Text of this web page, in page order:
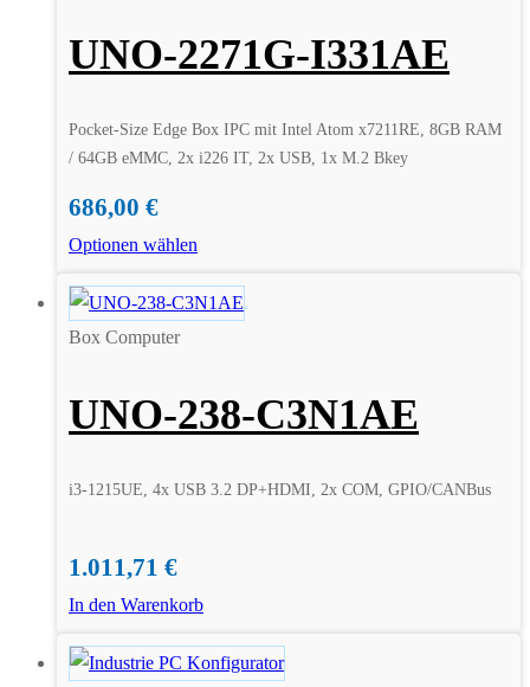
UNO-2271G-I331AE
Pocket-Size Edge Box IPC mit Intel Atom x7211RE, 8GB RAM
/ 64GB eMMC, 2x i226 IT, 2x USB, 1x M.2 Bkey
686,00 €
Optionen wählen
Box Computer
UNO-238-C3N1AE
i3-1215UE, 4x USB 3.2 DP+HDMI, 2x COM, GPIO/CANBus
1.011,71 €
In den Warenkorb